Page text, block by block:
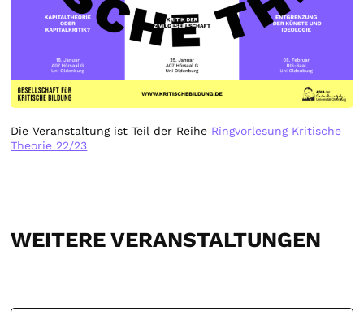
Die Veranstaltung ist Teil der Reihe Ringvorlesung Kritische
Theorie 22/23
WEITERE VERANSTALTUNGEN